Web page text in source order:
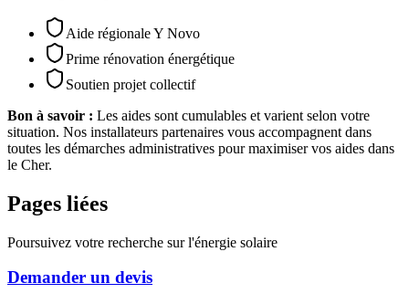
Aide régionale Y Novo
Prime rénovation énergétique
Soutien projet collectif
Bon à savoir : Les aides sont cumulables et varient selon votre
situation. Nos installateurs partenaires vous accompagnent dans
toutes les démarches administratives pour maximiser vos aides dans
le Cher.
Pages liées
Poursuivez votre recherche sur l'énergie solaire
Demander un devis